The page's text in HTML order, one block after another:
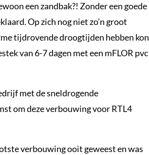
een zandbak?! Zonder een goede
Op zich nog niet zo’n groot
tijdrovende droogtijden hebben kon
van 6-7 dagen met een mFLOR pvc
met de sneldrogende
om deze verbouwing voor RTL4
verbouwing ooit geweest en was